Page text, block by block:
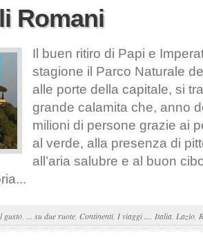
Romani
Il buen ritiro di Papi e
stagione il Parco Naturale
alle porte della capitale, si
grande calamita che, anno
milioni di persone grazie ai
al verde, alla presenza di
all’aria salubre e al buon
gusto ... su due ruote Continenti, I viaggi ... Italia Lazio